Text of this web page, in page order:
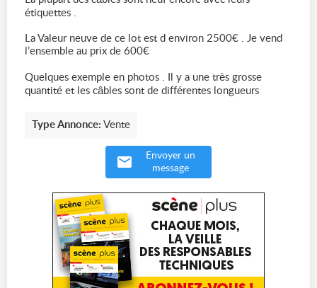
étiquettes .
La Valeur neuve de ce lot est d environ 2500€ . Je vend
l’ensemble au prix de 600€
Quelques exemple en photos . Il y a une très grosse
quantité et les câbles sont de différentes longueurs
Type Annonce: Vente
Envoyer un
message